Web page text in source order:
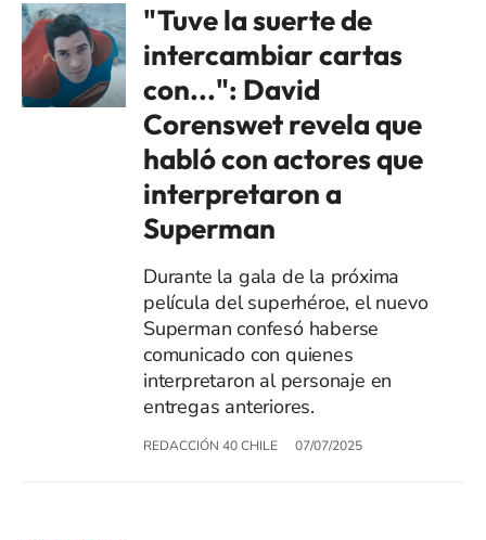
"Tuve la suerte de
intercambiar cartas
con...": David
Corenswet revela que
habló con actores que
interpretaron a
Superman
Durante la gala de la próxima
película del superhéroe, el nuevo
Superman confesó haberse
comunicado con quienes
interpretaron al personaje en
entregas anteriores.
REDACCIÓN 40 CHILE 07/07/2025